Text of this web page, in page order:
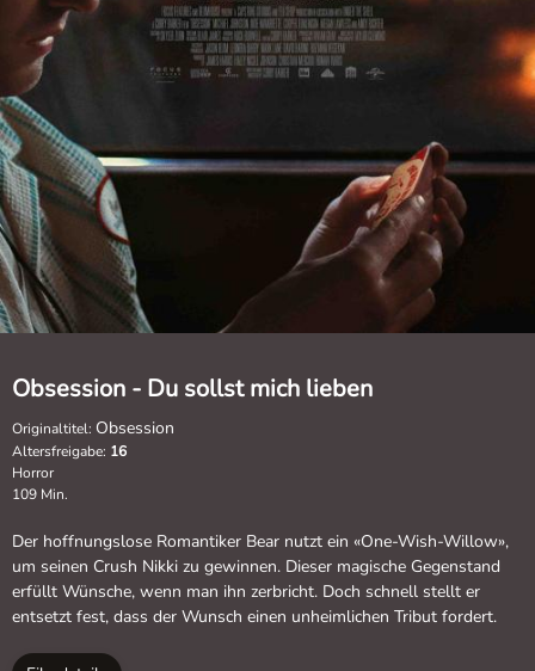
Obsession - Du sollst mich lieben
Originaltitel: Obsession
Altersfreigabe: 16
Horror
109 Min.
Der hoffnungslose Romantiker Bear nutzt ein «One-Wish-Willow»,
um seinen Crush Nikki zu gewinnen. Dieser magische Gegenstand
erfüllt Wünsche, wenn man ihn zerbricht. Doch schnell stellt er
entsetzt fest, dass der Wunsch einen unheimlichen Tribut fordert.